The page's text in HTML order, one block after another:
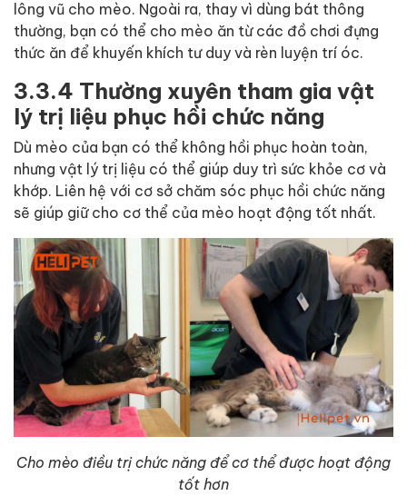
lông vũ cho mèo. Ngoài ra, thay vì dùng bát thông
thường, bạn có thể cho mèo ăn từ các đồ chơi đựng
thức ăn để khuyến khích tư duy và rèn luyện trí óc.
3.3.4 Thường xuyên tham gia vật
lý trị liệu phục hồi chức năng
Dù mèo của bạn có thể không hồi phục hoàn toàn,
nhưng vật lý trị liệu có thể giúp duy trì sức khỏe cơ và
khớp. Liên hệ với cơ sở chăm sóc phục hồi chức năng
sẽ giúp giữ cho cơ thể của mèo hoạt động tốt nhất.
Cho mèo điều trị chức năng để cơ thể được hoạt động
tốt hơn